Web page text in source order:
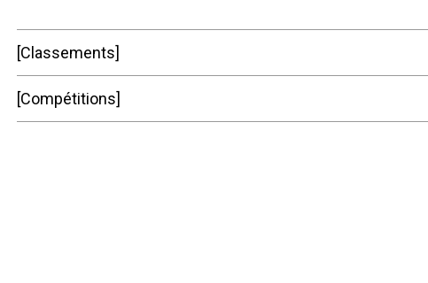
Classements
Compétitions